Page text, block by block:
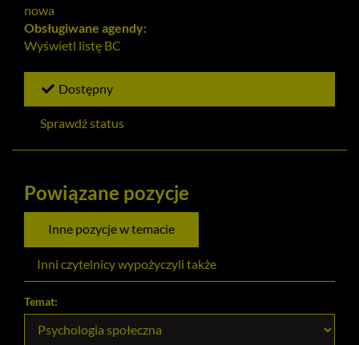
nowa
Obsługiwane agendy:
Wyświetl listę BC
Dostępny
Sprawdź status
Powiązane pozycje
Inne pozycje w temacie
Inni czytelnicy wypożyczyli także
Temat: